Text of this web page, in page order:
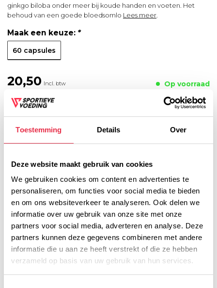
Toestemming Details Over
Deze website maakt gebruik van cookies
We gebruiken cookies om content en advertenties te
personaliseren, om functies voor social media te bieden
en om ons websiteverkeer te analyseren. Ook delen we
informatie over uw gebruik van onze site met onze
partners voor social media, adverteren en analyse. Deze
partners kunnen deze gegevens combineren met andere
informatie die u aan ze heeft verstrekt of die ze hebben
verzameld op basis van uw gebruik van hun services.
ginkgo biloba onder meer bij koude handen en voeten. Het
behoud van een goede bloedsomlo Lees meer
Maak een keuze: *
60 capsules
20,50 Incl. btw Op voorraad
WINKELWAGEN
Voor 16:00 besteld, dezelfde werkdag verzonden!
Gratis verzending vanaf € 45,- (NL)
Gratis cadeau vanaf € 75,-
Productomschrijving
Voedingswaarde